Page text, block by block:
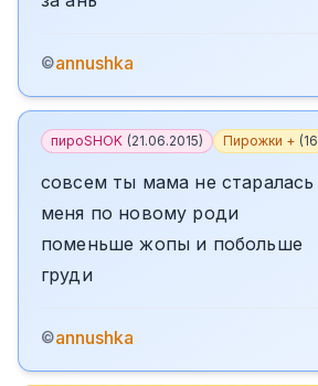
©annushka
пироSHOK (21.06.2015) Пирожки + (
совсем ты мама не старалась
меня по новому роди
поменьше жопы и побольше
груди
©annushka